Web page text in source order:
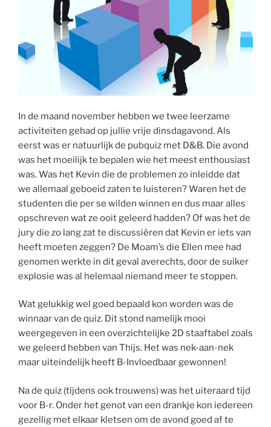
In de maand november hebben we twee leerzame
activiteiten gehad op jullie vrije dinsdagavond. Als
eerst was er natuurlijk de pubquiz met D&B. Die avond
was het moeilijk te bepalen wie het meest enthousiast
was. Was het Kevin die de problemen zo inleidde dat
we allemaal geboeid zaten te luisteren? Waren het de
studenten die per se wilden winnen en dus maar alles
opschreven wat ze ooit geleerd hadden? Of was het de
jury die zo lang zat te discussiëren dat Kevin er iets van
heeft moeten zeggen? De Moam’s die Ellen mee had
genomen werkte in dit geval averechts, door de suiker
explosie was al helemaal niemand meer te stoppen.
Wat gelukkig wel goed bepaald kon worden was de
winnaar van de quiz. Dit stond namelijk mooi
weergegeven in een overzichtelijke 2D staaftabel zoals
we geleerd hebben van Thijs. Het was nek-aan-nek
maar uiteindelijk heeft B-Invloedbaar gewonnen!
Na de quiz (tijdens ook trouwens) was het uiteraard tijd
voor B-r. Onder het genot van een drankje kon iedereen
gezellig met elkaar kletsen om de avond goed af te